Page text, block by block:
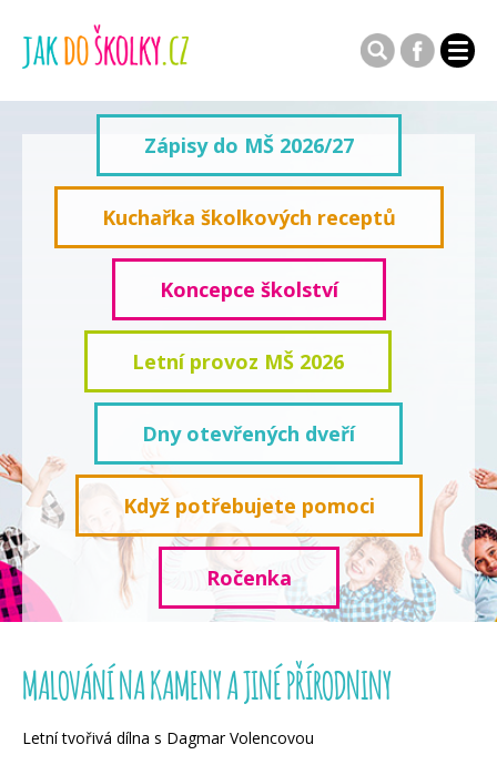
Zápisy do MŠ 2026/27
Kuchařka školkových receptů
Koncepce školství
Letní provoz MŠ 2026
Dny otevřených dveří
Když potřebujete pomoci
Ročenka
MALOVÁNÍ NA KAMENY A JINÉ PŘÍRODNINY
Letní tvořivá dílna s Dagmar Volencovou